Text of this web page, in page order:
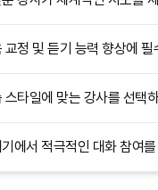
교정 및 듣기 능력 향상에 필
스타일에 맞는 강사를 선택
에서 적극적인 대화 참여